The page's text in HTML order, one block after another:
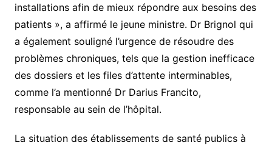
installations afin de mieux répondre aux besoins des
patients », a affirmé le jeune ministre. Dr Brignol qui
a également souligné l’urgence de résoudre des
problèmes chroniques, tels que la gestion inefficace
des dossiers et les files d’attente interminables,
comme l’a mentionné Dr Darius Francito,
responsable au sein de l’hôpital.
La situation des établissements de santé publics à